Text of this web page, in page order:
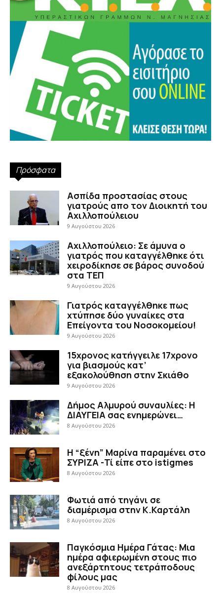
Πρόσφατα
Ασπίδα προστασίας στους
γιατρούς απο τον Διοικητή του
Αχιλλοπούλειου
9 Αυγούστου 2026
Αχιλλοπούλειο: Σε άμυνα ο
γιατρός που καταγγέλθηκε ότι
χειροδίκησε σε βάρος συνοδού
στα ΤΕΠ
9 Αυγούστου 2026
Γιατρός καταγγέλθηκε πως
χτύπησε δύο γυναίκες στα
Επείγοντα του Νοσοκομείου!
9 Αυγούστου 2026
15χρονος κατήγγειλε 17χρονο
για βιασμούς κατ’
εξακολούθηση στην Σκιάθο
9 Αυγούστου 2026
Δήμος Αλμυρού συναυλίες: Η
ΔΙΑΥΓΕΙΑ σας ενημερώνει…
8 Αυγούστου 2026
Η “ξένη” Μαρίνα παραμένει στο
ΣΥΡΙΖΑ -Τί είπε στο istigmes
8 Αυγούστου 2026
Φωτιά από τηγάνι σε
διαμέρισμα στην Κ.Καρτάλη
8 Αυγούστου 2026
Παγκόσμια Ημέρα Γάτας: Μια
ημέρα αφιερωμένη στους πιο
ανεξάρτητους τετράποδους
φίλους μας
8 Αυγούστου 2026